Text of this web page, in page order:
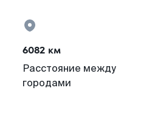
6082 км
Расстояние между
городами